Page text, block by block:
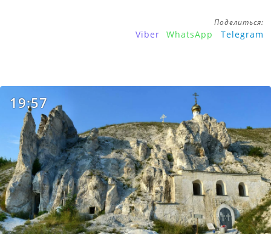
Поделиться:
Viber WhatsApp Telegram
19:57